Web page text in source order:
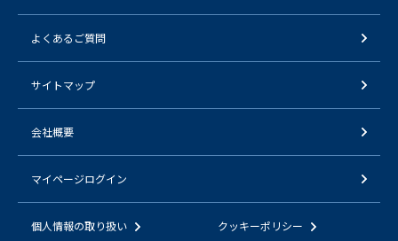
よくあるご質問
サイトマップ
会社概要
マイページログイン
個人情報の取り扱い クッキーポリシー